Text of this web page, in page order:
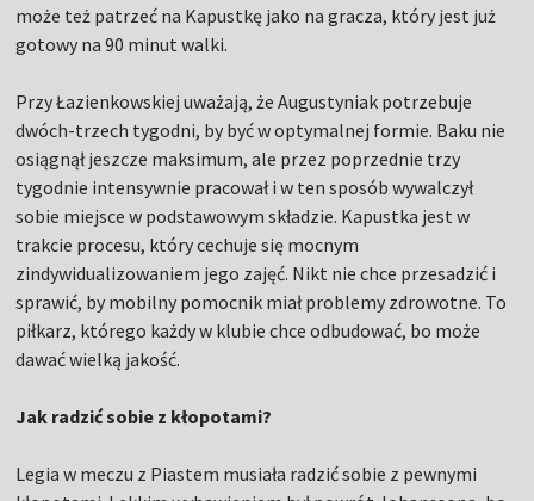
może też patrzeć na Kapustkę jako na gracza, który jest już
gotowy na 90 minut walki.
Przy Łazienkowskiej uważają, że Augustyniak potrzebuje
dwóch-trzech tygodni, by być w optymalnej formie. Baku nie
osiągnął jeszcze maksimum, ale przez poprzednie trzy
tygodnie intensywnie pracował i w ten sposób wywalczył
sobie miejsce w podstawowym składzie. Kapustka jest w
trakcie procesu, który cechuje się mocnym
zindywidualizowaniem jego zajęć. Nikt nie chce przesadzić i
sprawić, by mobilny pomocnik miał problemy zdrowotne. To
piłkarz, którego każdy w klubie chce odbudować, bo może
dawać wielką jakość.
Jak radzić sobie z kłopotami?
Legia w meczu z Piastem musiała radzić sobie z pewnymi